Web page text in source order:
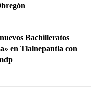
Bachilleratos
en Tlalnepantla con